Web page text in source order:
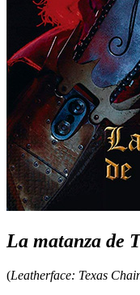
La matanza de
(Leatherface: Texas